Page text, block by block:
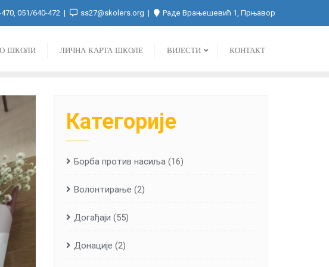
051/640-472 ss27@skolers.org Раде Врањешевић 1, Прњавор
О ШКОЛИ ЛИЧНА КАРТА ШКОЛЕ ВИЈЕСТИ КОНТАКТ
Категорије
Борба против насиља (16)
Волонтирање (2)
Догађаји (55)
Донације (2)